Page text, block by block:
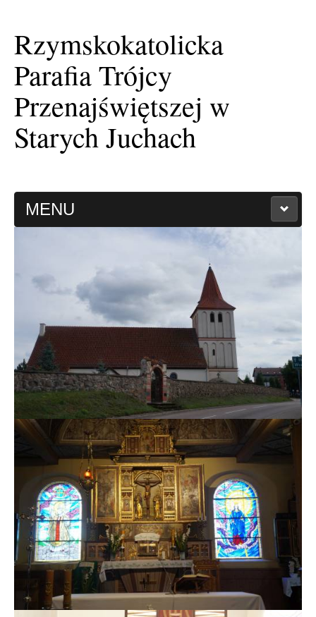
Rzymskokatolicka
Parafia Trójcy
Przenajświętszej w
Starych Juchach
MENU
KAPLICA FILIALNA
MSZE I NABOŻEŃSTWA
KONTAKT
KANCELARIA PARAFIALNA